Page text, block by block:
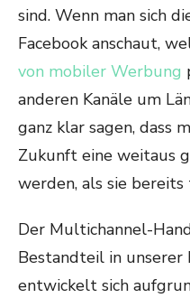
sind. Wenn man sich
Facebook anschaut,
von mobiler Werbung
anderen Kanäle um
ganz klar sagen, dass
Zukunft eine weitaus
werden, als sie bereits
Der Multichannel-
Bestandteil in unserer
entwickelt sich